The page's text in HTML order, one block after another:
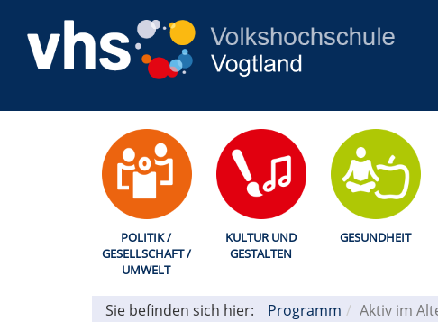
POLITIK /
GESELLSCHAFT /
UMWELT
KULTUR UND
GESTALTEN
GESUNDHEIT
Sie befinden sich hier: Programm Aktiv im